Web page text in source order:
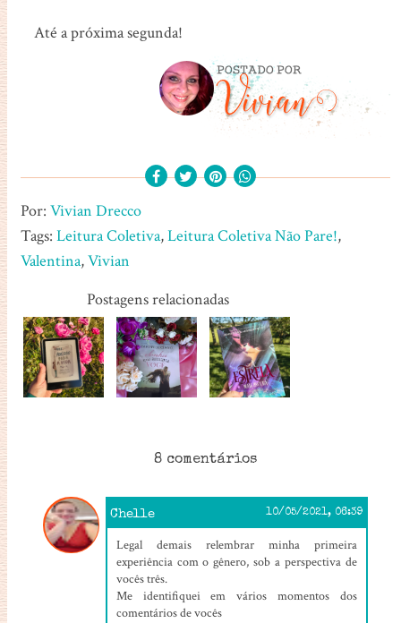
Até a próxima segunda!
Por: Vivian Drecco
Tags: Leitura Coletiva,Leitura Coletiva Não Pare!,
Valentina,Vivian
Postagens relacionadas
8 comentários
Chelle 10/05/2021, 06:39
Legal demais relembrar minha primeira
experiência com o gênero, sob a perspectiva de
vocês três.
Me identifiquei em vários momentos dos
comentários de vocês